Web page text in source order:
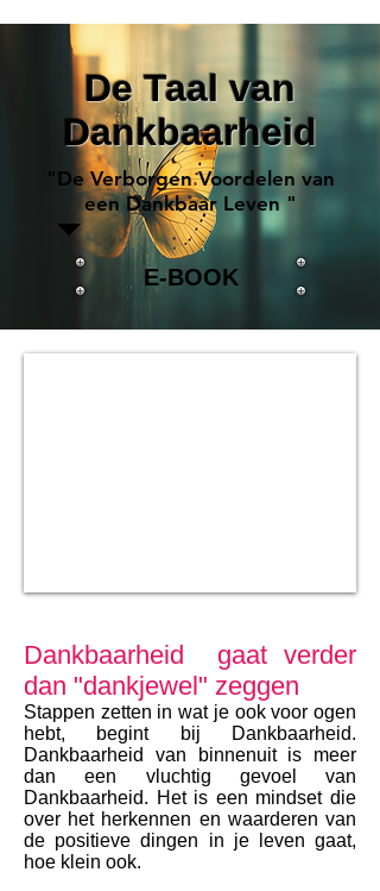
De Taal van
Dankbaarheid
"De Verborgen Voordelen van
een Dankbaar Leven "
E-BOOK
Dankbaarheid gaat verder
dan "dankjewel" zeggen
Stappen zetten in wat je ook voor ogen
hebt, begint bij
Dankbaarheid.
Dankbaarheid van binnenuit is meer
dan een vluchtig gevoel van
Dankbaarheid. Het is een mindset die
over het herkennen en waarderen van
de positieve dingen in je leven gaat,
hoe klein ook.